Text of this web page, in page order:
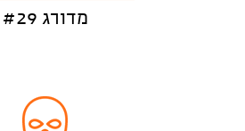
מדורג #29